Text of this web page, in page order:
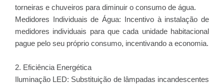
torneiras e chuveiros para diminuir o consumo de água.
Medidores Individuais de Água: Incentivo à instalação de
medidores individuais para que cada unidade habitacional
pague pelo seu próprio consumo, incentivando a economia.
2. Eficiência Energética
Iluminação LED: Substituição de lâmpadas incandescentes